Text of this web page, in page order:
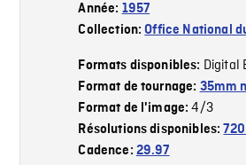
Année: 1957
Collection:Office National
Formats disponibles: Digital
Format de tournage: 35mm
Format de l'image:4/3
Résolutions disponibles:
Cadence: 29.97